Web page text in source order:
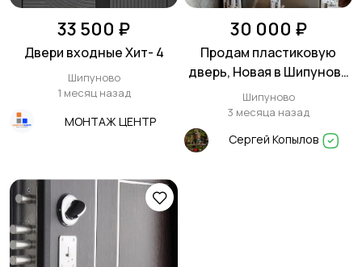
33 500 ₽
Двери входные Хит- 4
Шипуново
1 месяц назад
МОНТАЖ ЦЕНТР
30 000 ₽
Продам пластиковую
дверь, Новая в Шипуново
❗❗❗
Шипуново
3 месяца назад
Сергей Копылов